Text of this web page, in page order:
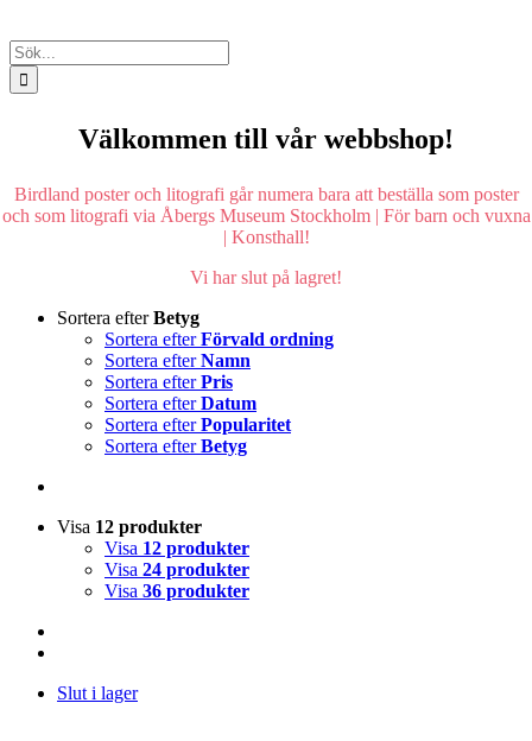
Sök
efter:
Välkommen till vår webbshop!
Birdland poster och litografi går numera bara att beställa som poster
och som litografi via Åbergs Museum Stockholm | För barn och vuxna
| Konsthall!
Vi har slut på lagret!
Sortera efterBetyg
Sortera efterFörvald ordning
Sortera efterNamn
Sortera efterPris
Sortera efterDatum
Sortera efterPopularitet
Sortera efterBetyg
Visa 12 produkter
Visa 12 produkter
Visa 24 produkter
Visa 36 produkter
Slut i lager